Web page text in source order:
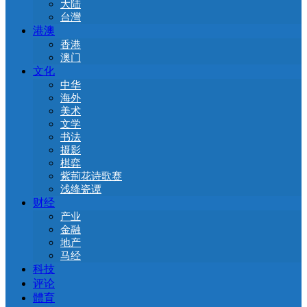
大陆
台灣
港澳
香港
澳门
文化
中华
海外
美术
文学
书法
摄影
棋弈
紫荊花诗歌赛
浅绛瓷谭
财经
产业
金融
地产
马经
科技
评论
體育